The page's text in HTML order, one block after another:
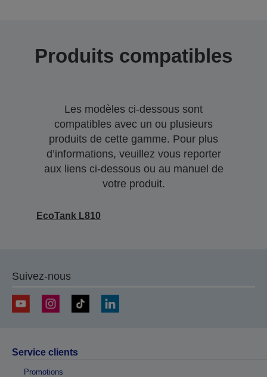
Produits compatibles
Les modèles ci-dessous sont
compatibles avec un ou plusieurs
produits de cette gamme. Pour plus
d’informations, veuillez vous reporter
aux liens ci-dessous ou au manuel de
votre produit.
EcoTank L810
Suivez-nous
Service clients
Promotions